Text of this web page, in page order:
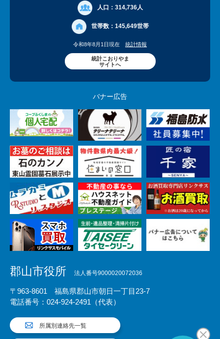
人口： 314,736人
世帯数： 145,649世帯
令和8年8月1日現在 統計情報
統計こおりやま
サイトへ
バナー広告
郡山市役所 法人番号9000020072036
〒963-8601 福島県郡山市朝日一丁目23-7
電話番号：024-924-2491（代表）
所属別連絡先一覧